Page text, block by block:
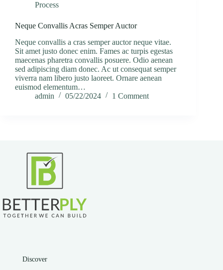
Process
Neque Convallis Acras Semper Auctor
Neque convallis a cras semper auctor neque vitae.
Sit amet justo donec enim. Fames ac turpis egestas
maecenas pharetra convallis posuere. Odio aenean
sed adipiscing diam donec. Ac ut consequat semper
viverra nam libero justo laoreet. Ornare aenean
euismod elementum…
admin
05/22/2024 1 Comment
Discover